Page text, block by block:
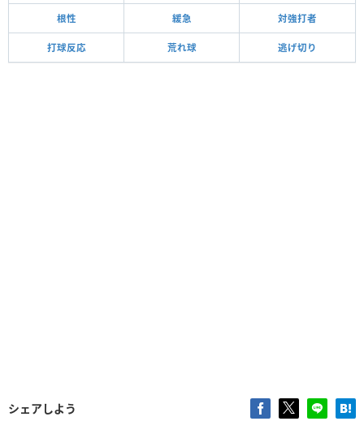
根性 緩急 対強打者
打球反応 荒れ球 逃げ切り
シェアしよう